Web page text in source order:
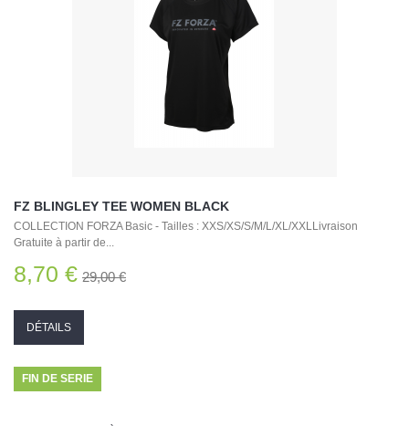
FZ BLINGLEY TEE WOMEN BLACK
COLLECTION FORZA Basic - Tailles : XXS/XS/S/M/L/XL/XXLLivraison
Gratuite à partir de...
8,70 € 29,00 €
DÉTAILS
FIN DE SERIE